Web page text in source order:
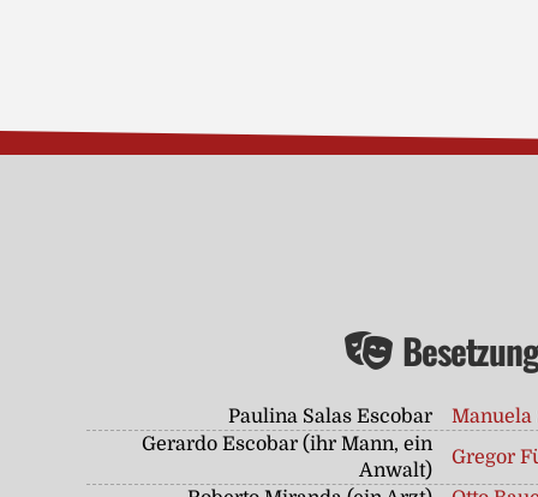
Paulina Salas Escobar
Manuela
Gerardo Escobar (ihr Mann, ein
Anwalt)
Gregor